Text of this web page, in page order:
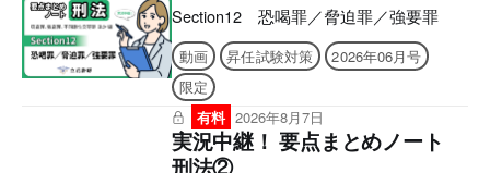
Section12 恐喝罪／脅迫罪／強要罪
動画 昇任試験対策
2026年06月号
限定
有料 2026年8月7日
実況中継！ 要点まとめノート
刑法②